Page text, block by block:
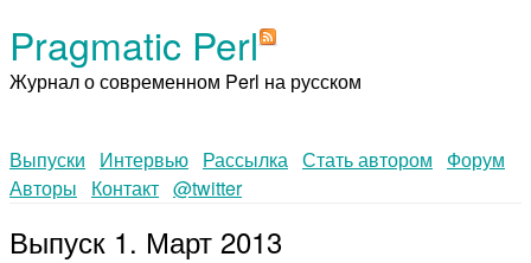
Pragmatic Perl
Журнал о современном Perl на русском
Выпуски Интервью Рассылка Стать автором
Форум
Авторы
Контакт @twitter
Выпуск 1. Март 2013